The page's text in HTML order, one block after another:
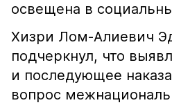
освещена в
Хизри Лом-Алиевич
подчеркнул, что
и последующее
вопрос